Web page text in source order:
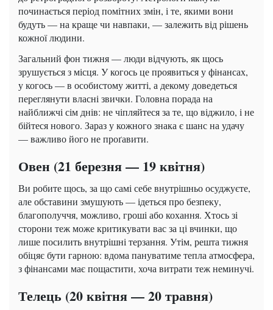
починається період помітних змін, і те, якими вони
будуть — на краще чи навпаки, — залежить від рішень
кожної людини.
Загальний фон тижня — люди відчують, як щось
зрушується з місця. У когось це проявиться у фінансах,
у когось — в особистому житті, а декому доведеться
переглянути власні звички. Головна порада на
найближчі сім днів: не чіпляйтеся за те, що віджило, і не
бійтеся нового. Зараз у кожного знака є шанс на удачу
— важливо його не проґавити.
Овен (21 березня — 19 квітня)
Ви робите щось, за що самі себе внутрішньо осуджуєте,
але обставини змушують — ідеться про безпеку,
благополуччя, можливо, гроші або кохання. Хтось зі
сторони теж може критикувати вас за ці вчинки, що
лише посилить внутрішні терзання. Утім, решта тижня
обіцяє бути гарною: вдома пануватиме тепла атмосфера,
з фінансами має пощастити, хоча витрати теж неминучі.
Телець (20 квітня — 20 травня)